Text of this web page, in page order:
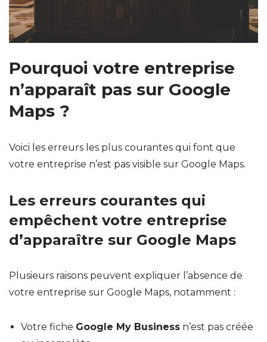
Pourquoi votre entreprise
n’apparaît pas sur Google
Maps ?
Voici les erreurs les plus courantes qui font que
votre entreprise n’est pas visible sur Google Maps.
Les erreurs courantes qui
empêchent votre entreprise
d’apparaître sur Google Maps
Plusieurs raisons peuvent expliquer l’absence de
votre entreprise sur Google Maps, notamment :
Votre fiche Google My Business n’est pas créée